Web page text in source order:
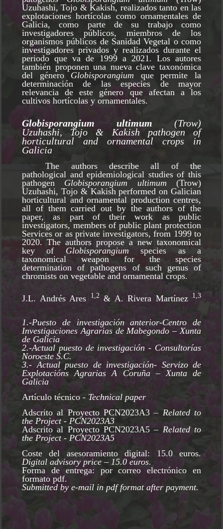
Uzuhashi, Tojo & Kakish, realizados tanto en las
explotaciones hortícolas como ornamentales de
Galicia, como parte de su trabajo como
investigadores públicos, miembros de los
organismos públicos de Sanidad Vegetal o como
investigadores privados y realizados durante el
periodo que va de 1999 a 2021. Los autores
también proponen una nueva clave taxonómica
del género Globisporangium que permite la
determinación de las especies de mayor
relevancia de este género que afectan a los
cultivos hortícolas y ornamentales.
Globisporangium ultimum
(Trow)
Uzuhashi, Tojo & Kakish pathogen of
horticultural and ornamental crops in
Galicia
The authors describe all of the
pathological and epidemiological studies of this
pathogen Globisporangium ultimum (Trow)
Uzuhashi, Tojo & Kakish performed on Galician
horticultural and ornamental production centres,
all of them carried out by the authors of the
paper, as part of their work as public
investigators, members of public plant protection
Services or as private investigators, from 1999 to
2020. The authors propose a new taxonomical
key of Globisporangium species as a
taxonomical weapon for the species
determination of pathogens of such genus of
chromists on vegetable and ornamental crops.
J.L. Andrés Ares 1,2& A. Rivera Martínez 1,3
1.-Puesto de investigación anterior-Centro de
Investigaciones Agrarias de Mabegondo – Xunta
de Galicia
2.-Actual puesto de investigación - Consultorías
Noroeste S.C.
3.- Actual puesto de investigación- Servizo de
Explotacións Agrarias A Coruña – Xunta de
Galicia
Artículo técnico - Technical paper
Adscrito al Proyecto PCN2023A3 – Related to
the Project - PCN2023A3
Adscrito al Proyecto PCN2023A5 – Related to
the Project - PCN2023A5
Coste del asesoramiento digital: 15.0 euros.
Digital advisory price – 15.0 euros.
Forma de entrega: por correo electrónico en
formato pdf.
Submitted by e-mail in pdf format after payment.